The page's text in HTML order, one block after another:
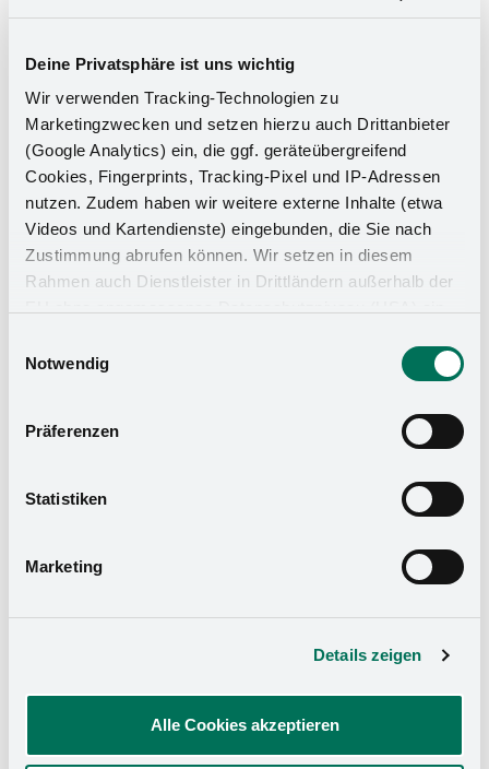
Deine Privatsphäre ist uns wichtig
Wir verwenden Tracking-Technologien zu
Marketingzwecken und setzen hierzu auch Drittanbieter
(Google Analytics) ein, die ggf. geräteübergreifend
Cookies, Fingerprints, Tracking-Pixel und IP-Adressen
nutzen. Zudem haben wir weitere externe Inhalte (etwa
Videos und Kartendienste) eingebunden, die Sie nach
Zustimmung abrufen können. Wir setzen in diesem
Rahmen auch Dienstleister in Drittländern außerhalb der
zu Sicherheits- und Überwachungszwecken zugreifen,
Rechtsmittel einlegen können. Mit Ihrer Einstellung
willigen Sie in die oben beschriebenen Vorgänge ein. Sie
widerrufen. Mehr Informationen finden Sie in unserer
Impressum.
Notwendig
Präferenzen
Statistiken
Marketing
Details zeigen
Alle Cookies akzeptieren